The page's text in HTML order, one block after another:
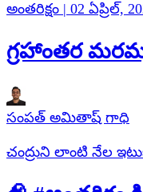
అంతరిక్షం | 02 ఏప్రిల్,
గ్రహాంతర
సంపత్ అమితాష్ గాధి
చంద్రుని లాంటి నేల